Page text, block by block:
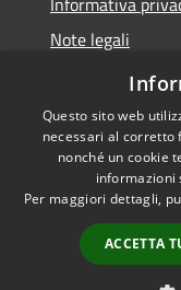
Note legali
Dichiarazione di
Accessibilità
Questo sito web
necessari al corretto
nonché un cookie
informazioni
Per maggiori dettagli,
ACCETTA